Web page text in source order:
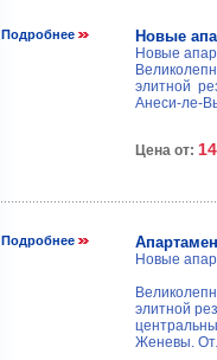
Подробнее Новые
Новые
элитной
Анеси-ле-
Цена от:
Подробнее
Новые
элитной
Женевы.